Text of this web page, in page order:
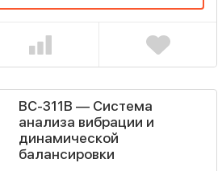
ВС-311В — Система
анализа вибрации и
динамической
балансировки